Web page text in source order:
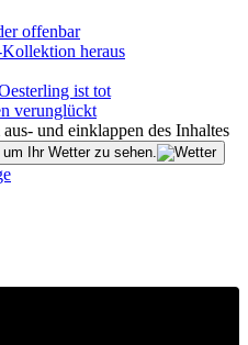
offenbar
heraus
ist tot
verunglückt
Ihr Wetter zu sehen.